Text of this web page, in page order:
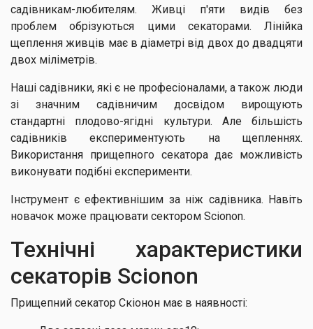
садівникам-любителям. Живці п'яти видів без
проблем обрізуються цими секаторами. Лінійка
щеплення живців має в діаметрі від двох до двадцяти
двох міліметрів.
Наші садівники, які є не професіоналами, а також люди
зі значним садівничим досвідом вирощують
стандартні плодово-ягідні культури. Але більшість
садівників експериментують на щепленнях.
Використання прищепного секатора дає можливість
виконувати подібні експерименти.
Інструмент є ефективнішим за ніж садівника. Навіть
новачок може працювати сектором Scionon.
Технічні характеристики
секаторів Scionon
Прищепний секатор Скіонон має в наявності: